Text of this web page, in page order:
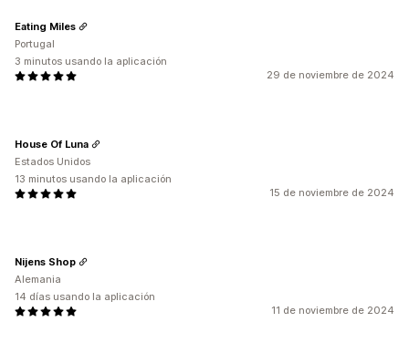
29 de noviembre de 2024
Eating Miles
Portugal
3 minutos usando la aplicación
15 de noviembre de 2024
House Of Luna
Estados Unidos
13 minutos usando la aplicación
11 de noviembre de 2024
Nijens Shop
Alemania
14 días usando la aplicación